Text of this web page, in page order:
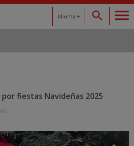
Idioma
fiestas Navideñas 2025